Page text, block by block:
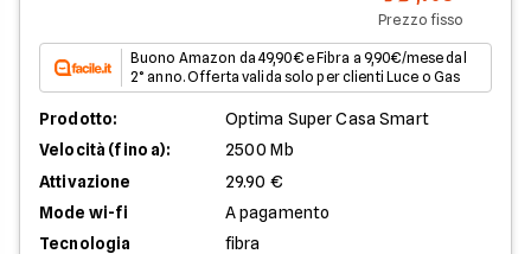
Prezzo fisso
Buono Amazon da 49,90€ e Fibra a 9,90€/mese dal
2° anno. Offerta valida solo per clienti Luce o Gas
Prodotto:
Optima Super Casa Smart
Velocità (fino a):
2500 Mb
Attivazione
29.90 €
Mode wi-fi
A pagamento
Tecnologia
fibra